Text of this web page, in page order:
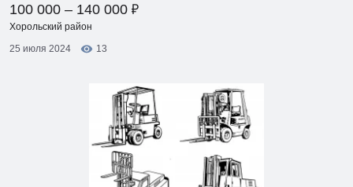
100 000 – 140 000 ₽
Хорольский район
25 июля 2024
13